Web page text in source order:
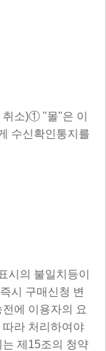
소)① "몰"은 이
수신확인통지를
의 불일치등이
시 구매신청 변
에 이용자의 요
라 처리하여야
제15조의 청약